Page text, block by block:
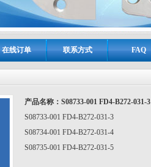
在线订单 联系方式 FAQ
产品名称： S08733-001 FD4-B272-031-3
S08733-001 FD4-B272-031-3
S08734-001 FD4-B272-031-4
S08735-001 FD4-B272-031-5